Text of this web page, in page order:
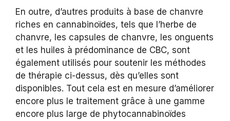
En outre, d’autres produits à base de chanvre
riches en cannabinoïdes, tels que l’herbe de
chanvre, les capsules de chanvre, les onguents
et les huiles à prédominance de CBC, sont
également utilisés pour soutenir les méthodes
de thérapie ci-dessus, dès qu’elles sont
disponibles. Tout cela est en mesure d’améliorer
encore plus le traitement grâce à une gamme
encore plus large de phytocannabinoïdes